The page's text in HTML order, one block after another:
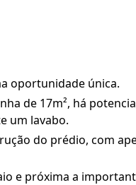
oportunidade única.
de 17m², há
um lavabo.
do prédio, com
e próxima a